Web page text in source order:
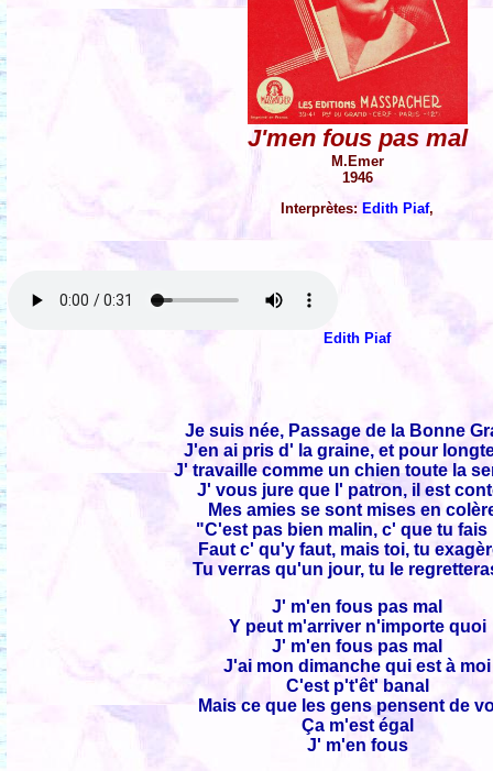
J'men fous pas mal
M.Emer
1946
Interprètes: Edith Piaf,
Edith Piaf
Je suis née, Passage de la Bonne
J'en ai pris d' la graine, et pour
J' travaille comme un chien toute la
J' vous jure que l' patron, il est
Mes amies se sont mises en
"C'est pas bien malin, c' que tu fais
Faut c' qu'y faut, mais toi, tu
Tu verras qu'un jour, tu le
J' m'en fous pas mal
Y peut m'arriver n'importe quoi
J' m'en fous pas mal
J'ai mon dimanche qui est à moi
C'est p't'êt' banal
Mais ce que les gens pensent de
Ça m'est égal
J' m'en fous